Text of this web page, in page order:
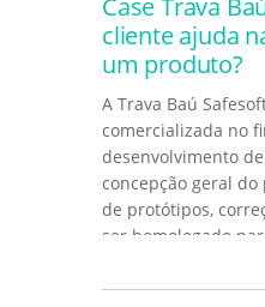
cliente ajuda
um produto?
A Trava Baú
comercializada no
desenvolvimento
concepção geral
de protótipos,
ser homologado